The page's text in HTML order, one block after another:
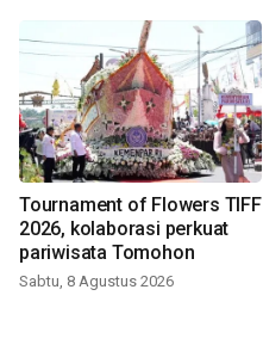
Tournament of Flowers TIFF
2026, kolaborasi perkuat
pariwisata Tomohon
Sabtu, 8 Agustus 2026